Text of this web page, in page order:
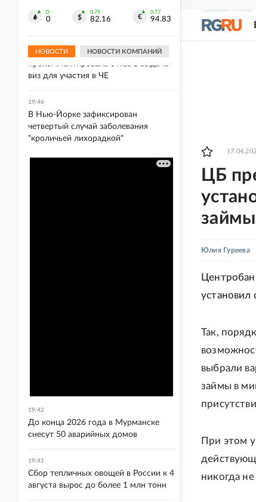
СВЕЖИЙ НОМЕР
ЦБ
займы
Юлия Гуреева
установил
Так,
выбрали
займы в
При этом
никогда
0
0
0.75
82.16
0.77
94.83
НОВОСТИ НОВОСТИ КОМПАНИЙ
продюсер Уильям Орбит
Гимнастка Мельникова
прокомментировала отказ в выдаче
виз для участия в ЧЕ
19:46
В Нью-Йорке зафиксирован
четвертый случай заболевания
"кроличьей лихорадкой"
19:42
До конца 2026 года в Мурманске
снесут 50 аварийных домов
19:41
Сбор тепличных овощей в России к 4
августа вырос до более 1 млн тонн